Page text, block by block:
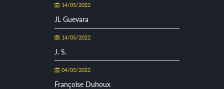
14/05/2022
JL Guevara
14/05/2022
J. S.
04/05/2022
Françoise Duhoux